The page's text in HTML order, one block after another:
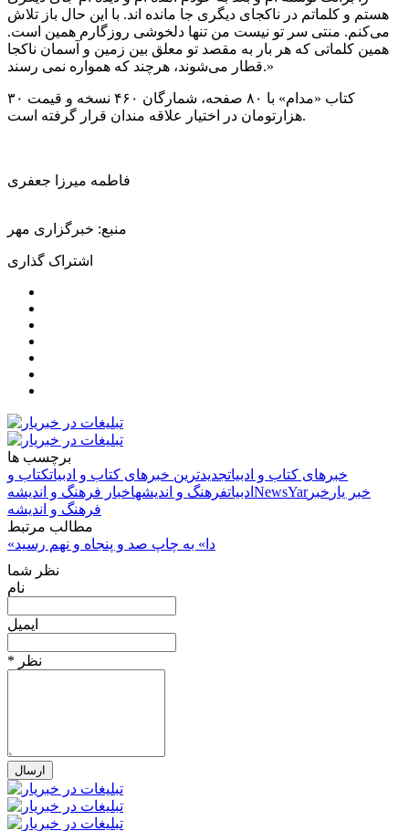
هستم و کلماتم در ناکجای دیگری جا مانده اند. با این حال باز تلاش
می‌کنم. منتی سر تو نیست من تنها دلخوشی روزگارم همین است.
همین کلماتی که هر بار به مقصد تو معلق بین زمین و آسمان ناکجا
قطار می‌شوند، هرچند که همواره نمی رسند.»
کتاب «مدام» با ۸۰ صفحه، شمارگان ۴۶۰ نسخه و قیمت ۳۰
هزارتومان در اختیار علاقه مندان قرار گرفته است.
فاطمه میرزا جعفری
منبع: خبرگزاری مهر
اشتراک گذاری
برچسب ها
خبرهای کتاب و ادبیاتجدیدترین خبرهای کتاب و ادبیاتکتاب و
ادبیاتفرهنگ و اندیشهاخبار فرهنگ و اندیشه NewsYar خبر یار خبر
فرهنگ و اندیشه
مطالب مرتبط
«دا» به چاپ صد و پنجاه‌ و نهم رسید
نظر شما
نام
ایمیل
* نظر